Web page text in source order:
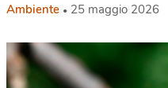
Ambiente 25 maggio 2026